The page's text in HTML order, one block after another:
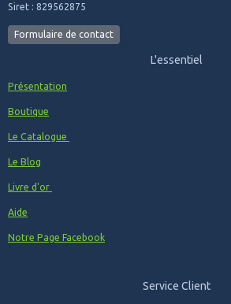
Siret : 829562875
Formulaire de contact
L'essentiel
Présentation
Boutique
Le Catalogue
Le Blog
Livre d'or
Aide
Notre Page Facebook
Service Client